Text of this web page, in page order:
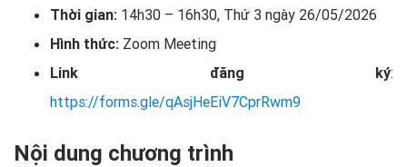
Thời gian: 14h30 – 16h30, Thứ 3 ngày 26/05/2026
Hình thức: Zoom Meeting
Link đăng ký:
https://forms.gle/qAsjHeEiV7CprRwm9
Nội dung chương trình